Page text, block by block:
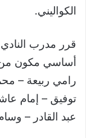
الكواليني.
قرر مدرب
أساسي مكون
رامي ربيعة –
توفيق – إمام
عبد القادر –